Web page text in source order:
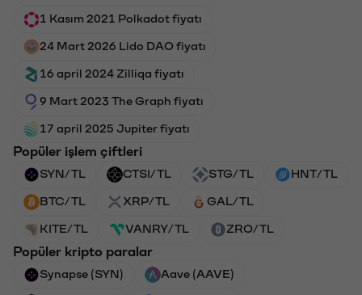
1 Kasım 2021 Polkadot fiyatı
24 Mart 2026 Lido DAO fiyatı
16 april 2024 Zilliqa fiyatı
9 Mart 2023 The Graph fiyatı
17 april 2025 Jupiter fiyatı
Popüler işlem çiftleri
SYN/TL CTSI/TL STG/TL HNT/TL
BTC/TL XRP/TL GAL/TL
KITE/TL VANRY/TL ZRO/TL
Popüler kripto paralar
Synapse (SYN) Aave (AAVE)